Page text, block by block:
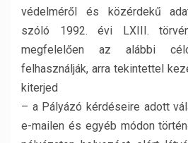
védelméről és közérdekű
szóló 1992. évi LXIII.
megfelelően az alábbi
felhasználják, arra tekintettel
kiterjed
– a Pályázó kérdéseire adott
e-mailen és egyéb módon